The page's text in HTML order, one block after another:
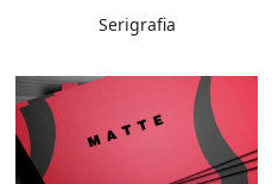
Serigrafia